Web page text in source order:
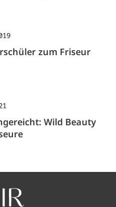
zum Friseur
Wild Beauty